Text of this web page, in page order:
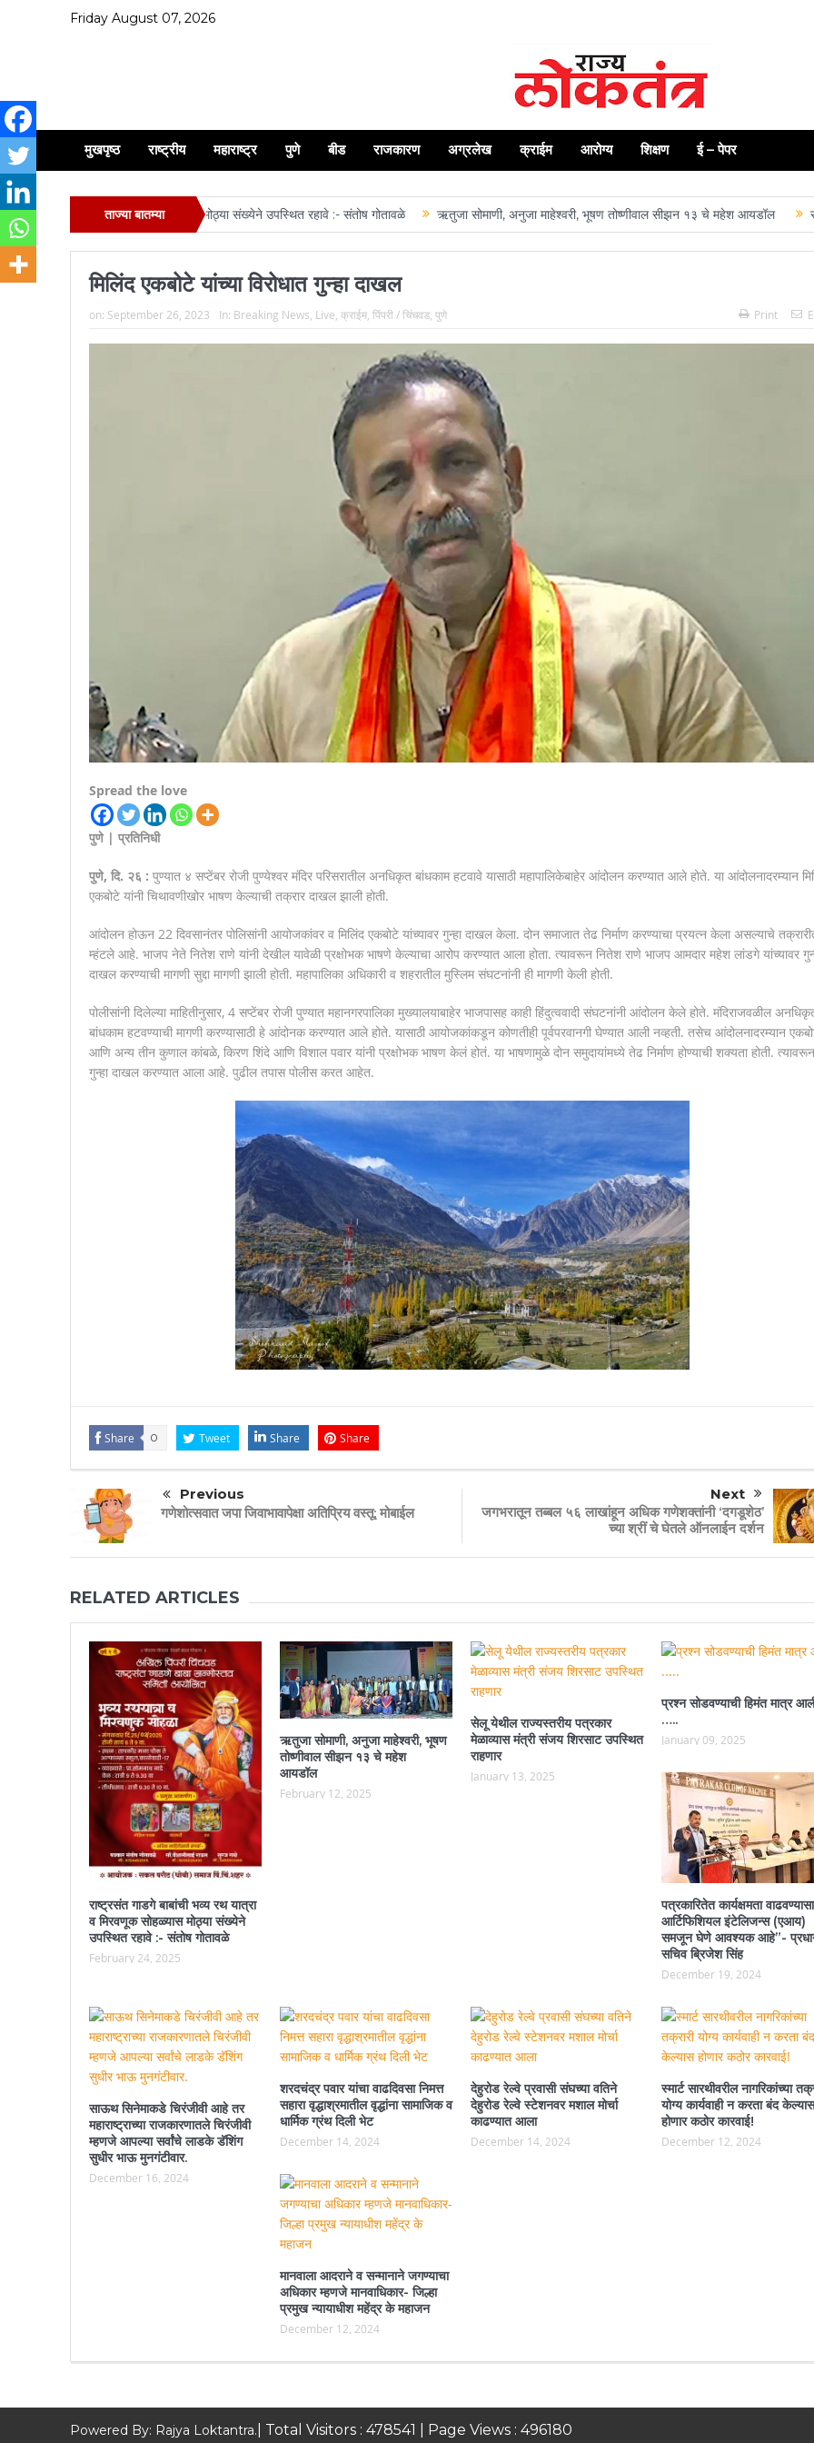
Friday August 07, 2026
मुखपृष्ठ राष्ट्रीय महाराष्ट्र पुणे बीड राजकारण अग्रलेख क्राईम आरोग्य शिक्षण ई – पेपर
ताज्या बातम्या
भव्य रथ यात्रा व मिरवणूक सोहळ्यास मोठ्या संख्येने उपस्थित रहावे :- संतोष गोतावळे ऋतुजा सोमाणी, अनुजा माहेश्वरी, भूषण तोष्णीवाल सीझन १३ चे महेश आयडॉल सेलू येथील
मिलिंद एकबोटे यांच्या विरोधात गुन्हा दाखल
on: September 26, 2023 In: Breaking News Live क्राईम, पिंपरी / चिंचवड, पुणे Print
Spread the love
पुणे | प्रतिनिधी
पुणे, दि. २६ : पुण्यात ४ सप्टेंबर रोजी पुण्येश्वर मंदिर परिसरातील अनधिकृत बांधकाम हटवावे यासाठी महापालिकेबाहेर आंदोलन करण्यात आले होते. या आंदोलनादरम्यान
एकबोटे यांनी चिथावणीखोर भाषण केल्याची तक्रार दाखल झाली होती.
आंदोलन होऊन 22 दिवसानंतर पोलिसांनी आयोजकांवर व मिलिंद एकबोटे यांच्यावर गुन्हा दाखल केला. दोन समाजात तेढ निर्माण करण्याचा प्रयत्न केला असल्याचे
म्हंटले आहे. भाजप नेते नितेश राणे यांनी देखील यावेळी प्रक्षोभक भाषणे केल्याचा आरोप करण्यात आला होता. त्यावरून नितेश राणे भाजप आमदार महेश लांडगे यांच्यावर
दाखल करण्याची मागणी सुद्दा मागणी झाली होती. महापालिका अधिकारी व शहरातील मुस्लिम संघटनांनी ही मागणी केली होती.
पोलीसांनी दिलेल्या माहितीनुसार, 4 सप्टेंबर रोजी पुण्यात महानगरपालिका मुख्यालयाबाहेर भाजपासह काही हिंदुत्ववादी संघटनांनी आंदोलन केले होते. मंदिराजवळील
बांधकाम हटवण्याची मागणी करण्यासाठी हे आंदोनक करण्यात आले होते. यासाठी आयोजकांकडून कोणतीही पूर्वपरवानगी घेण्यात आली नव्हती. तसेच आंदोलनादरम्यान
आणि अन्य तीन कुणाल कांबळे, किरण शिंदे आणि विशाल पवार यांनी प्रक्षोभक भाषण केलं होतं. या भाषणामुळे दोन समुदायांमध्ये तेढ निर्माण होण्याची शक्यता होती.
गुन्हा दाखल करण्यात आला आहे. पुढील तपास पोलीस करत आहेत.
Share 0 Tweet Share Share
Previous
गणेशोत्सवात जपा जिवाभावापेक्षा अतिप्रिय वस्तू; मोबाईल
Next
जगभरातून तब्बल ५६ लाखांहून अधिक गणेशक्तांनी ‘दगडूशेठ’
च्या श्रीं चे घेतले ऑनलाईन दर्शन
RELATED ARTICLES
राष्ट्रसंत गाडगे बाबांची भव्य रथ यात्रा
व मिरवणूक सोहळ्यास मोठ्या संख्येने
उपस्थित रहावे :- संतोष गोतावळे
February 24, 2025
ऋतुजा सोमाणी, अनुजा माहेश्वरी, भूषण
तोष्णीवाल सीझन १३ चे महेश
आयडॉल
February 12, 2025
सेलू येथील राज्यस्तरीय पत्रकार
मेळाव्यास मंत्री संजय शिरसाट उपस्थित
राहणार
January 13, 2025
प्रश्न सोडवण्याची हिमंत मात्र
…..
January 09, 2025
पत्रकारितेत कार्यक्षमता
आर्टिफिशियल इंटेलिजन्स (एआय)
समजून घेणे आवश्यक आहे”-
सचिव ब्रिजेश सिंह
December 19, 2024
साऊथ सिनेमाकडे चिरंजीवी आहे तर
महाराष्ट्राच्या राजकारणातले चिरंजीवी
म्हणजे आपल्या सर्वांचे लाडके डॅशिंग
सुधीर भाऊ मुनगंटीवार.
December 16, 2024
शरदचंद्र पवार यांचा वाढदिवसा निमत्त
सहारा वृद्धाश्रमातील वृद्धांना सामाजिक व
धार्मिक ग्रंथ दिली भेट
December 14, 2024
देहुरोड रेल्वे प्रवासी संघच्या वतिने
देहुरोड रेल्वे स्टेशनवर मशाल मोर्चा
काढण्यात आला
December 14, 2024
स्मार्ट सारथीवरील नागरिकांच्या
योग्य कार्यवाही न करता बंद केल्यास
होणार कठोर कारवाई!
December 12, 2024
मानवाला आदराने व सन्मानाने जगण्याचा
अधिकार म्हणजे मानवाधिकार- जिल्हा
प्रमुख न्यायाधीश महेंद्र के महाजन
December 12, 2024
Powered By: Rajya Loktantra. | Total Visitors : 478541 | Page Views : 496180